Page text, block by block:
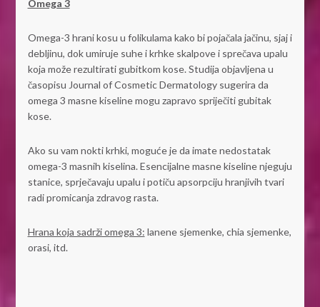
Omega 3
Omega-3 hrani kosu u folikulama kako bi pojačala jačinu, sjaj i
debljinu, dok umiruje suhe i krhke skalpove i sprečava upalu
koja može rezultirati gubitkom kose. Studija objavljena u
časopisu Journal of Cosmetic Dermatology sugerira da
omega 3 masne kiseline mogu zapravo spriječiti gubitak
kose.
Ako su vam nokti krhki, moguće je da imate nedostatak
omega-3 masnih kiselina. Esencijalne masne kiseline njeguju
stanice, sprječavaju upalu i potiču apsorpciju hranjivih tvari
radi promicanja zdravog rasta.
Hrana koja sadrži omega 3: lanene sjemenke, chia sjemenke,
orasi, itd.